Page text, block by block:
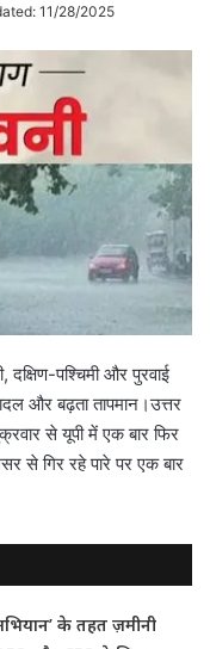
11/28/2025
पश्चिमी और पुरवाई
और बढ़ता तापमान।उत्तर
से यूपी में एक बार फिर
से गिर रहे पारे पर एक बार
के तहत ज़मीनी